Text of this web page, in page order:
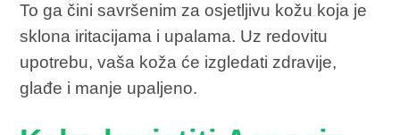
To ga čini savršenim za osjetljivu kožu koja je
sklona iritacijama i upalama. Uz redovitu
upotrebu, vaša koža će izgledati zdravije,
glađe i manje upaljeno.